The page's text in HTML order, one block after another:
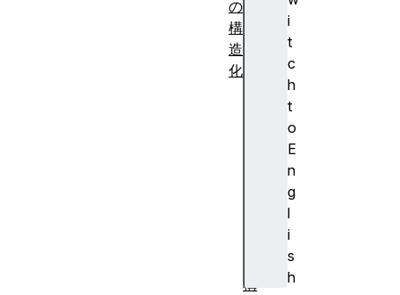
i
t
c
h
t
o
E
n
g
l
i
s
h
の
構
造
化
構